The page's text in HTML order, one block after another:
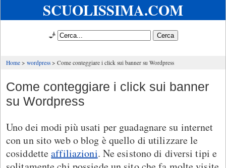
SCUOLISSIMA.COM
🧞
Home wordpress Come conteggiare i click sui banner su Wordpress
Come conteggiare i click sui banner
su Wordpress
Uno dei modi più usati per guadagnare su internet
con un sito web o blog è quello di utilizzare le
cosiddetteaffiliazioni. Ne esistono di diversi tipi e